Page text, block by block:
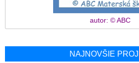
autor: © ABC
NAJNOVŠIE